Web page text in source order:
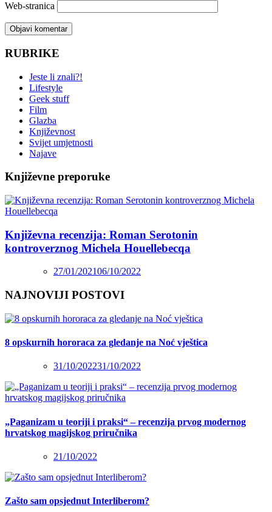
Web-stranica
RUBRIKE
Jeste li znali?!
Lifestyle
Geek stuff
Film
Glazba
Književnost
Svijet umjetnosti
Najave
Književne preporuke
Književna recenzija: Roman Serotonin
kontroverznog Michela Houellebecqa
27/01/202106/10/2022
NAJNOVIJI POSTOVI
8 opskurnih hororaca za gledanje na Noć vještica
31/10/202231/10/2022
„Paganizam u teoriji i praksi“ – recenzija prvog modernog
hrvatskog magijskog priručnika
21/10/2022
Zašto sam opsjednut Interliberom?